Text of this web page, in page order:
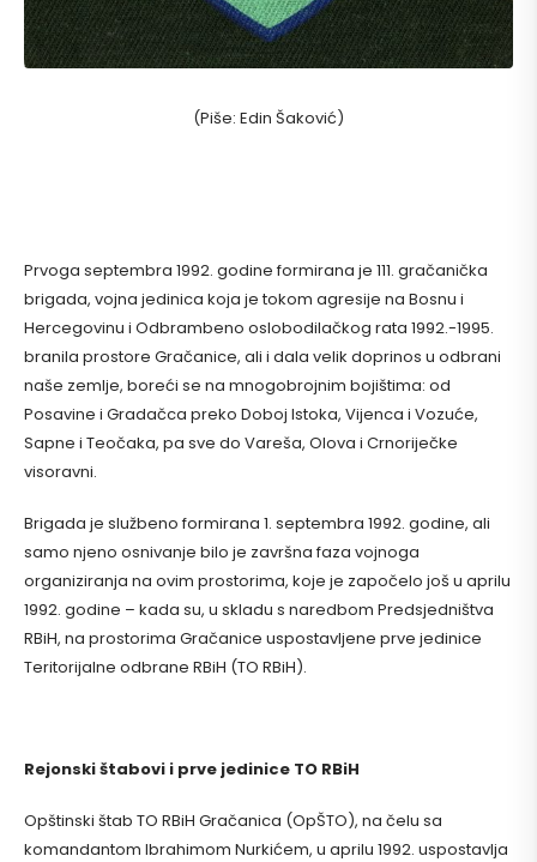
(Piše: Edin Šaković)
Prvoga septembra 1992. godine formirana je 111. gračanička
brigada, vojna jedinica koja je tokom agresije na Bosnu i
Hercegovinu i Odbrambeno oslobodilačkog rata 1992.-1995.
branila prostore Gračanice, ali i dala velik doprinos u odbrani
naše zemlje, boreći se na mnogobrojnim bojištima: od
Posavine i Gradačca preko Doboj Istoka, Vijenca i Vozuće,
Sapne i Teočaka, pa sve do Vareša, Olova i Crnoriječke
visoravni.
Brigada je službeno formirana 1. septembra 1992. godine, ali
samo njeno osnivanje bilo je završna faza vojnoga
organiziranja na ovim prostorima, koje je započelo još u aprilu
1992. godine – kada su, u skladu s naredbom Predsjedništva
RBiH, na prostorima Gračanice uspostavljene prve jedinice
Teritorijalne odbrane RBiH (TO RBiH).
Rejonski štabovi i prve jedinice TO RBiH
Opštinski štab TO RBiH Gračanica (OpŠTO), na čelu sa
komandantom Ibrahimom Nurkićem, u aprilu 1992. uspostavlja